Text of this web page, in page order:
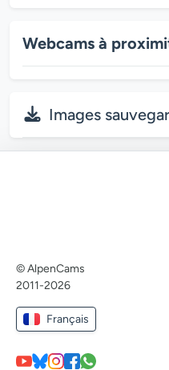
Webcams à
Images
© AlpenCams
2011-2026
Français